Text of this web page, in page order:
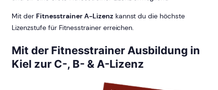
Mit der Fitnesstrainer A-Lizenz kannst du die höchste
Lizenzstufe für Fitnesstrainer erreichen.
Mit der Fitnesstrainer Ausbildung in
Kiel zur C-, B- & A-Lizenz